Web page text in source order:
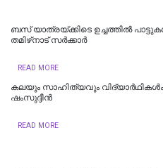
ബസ് യാത്രയ്ക്കിടെ ഉച്ചത്തിൽ
തമിഴ്‌നാട് സര്‍ക്കാര്‍
READ MORE
കലയും സാഹിത്യവും
ഷംസുദ്ദീൻ
READ MORE